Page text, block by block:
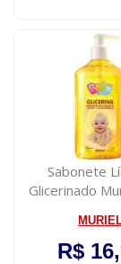
Sabonete
Glicerinado
R$